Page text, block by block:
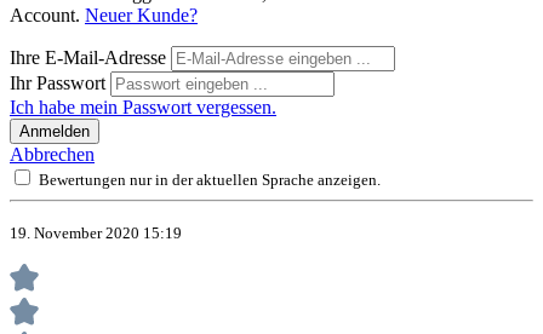
Account. Neuer Kunde?
Ihre E-Mail-Adresse
Ihr Passwort
Ich habe mein Passwort vergessen.
Anmelden
Abbrechen
Bewertungen nur in der aktuellen Sprache anzeigen.
19. November 2020 15:19